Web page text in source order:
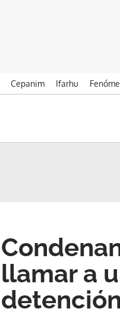
Cepanim Ifarhu
llamar a